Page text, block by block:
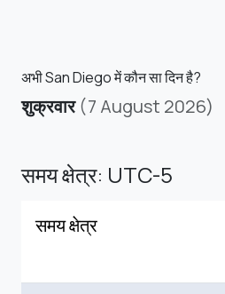
अभी San Diego में कौन सा दिन है?
शुक्रवार (7 August 2026)
समय क्षेत्र: UTC-5
समय क्षेत्र